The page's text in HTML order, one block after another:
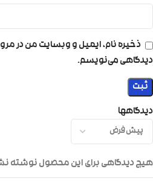
دیدگاهها
هیچ دیدگاهی برای این محصول نوشته
ذخیره نام، ایمیل و وبسایت من در
دیدگاهی می‌نویسم.